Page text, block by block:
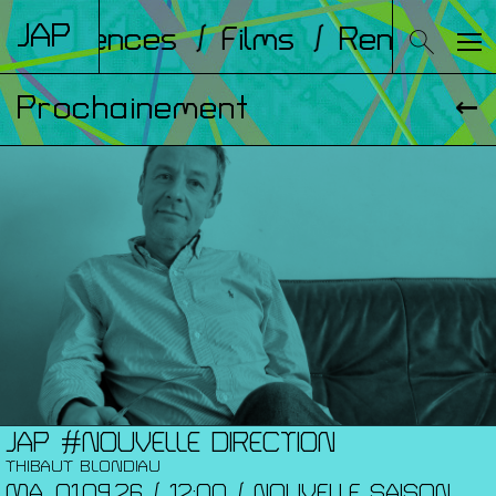
JAP / Films / Rencontres
Prochainement
JAP #NOUVELLE DIRECTION
THIBAUT BLONDIAU